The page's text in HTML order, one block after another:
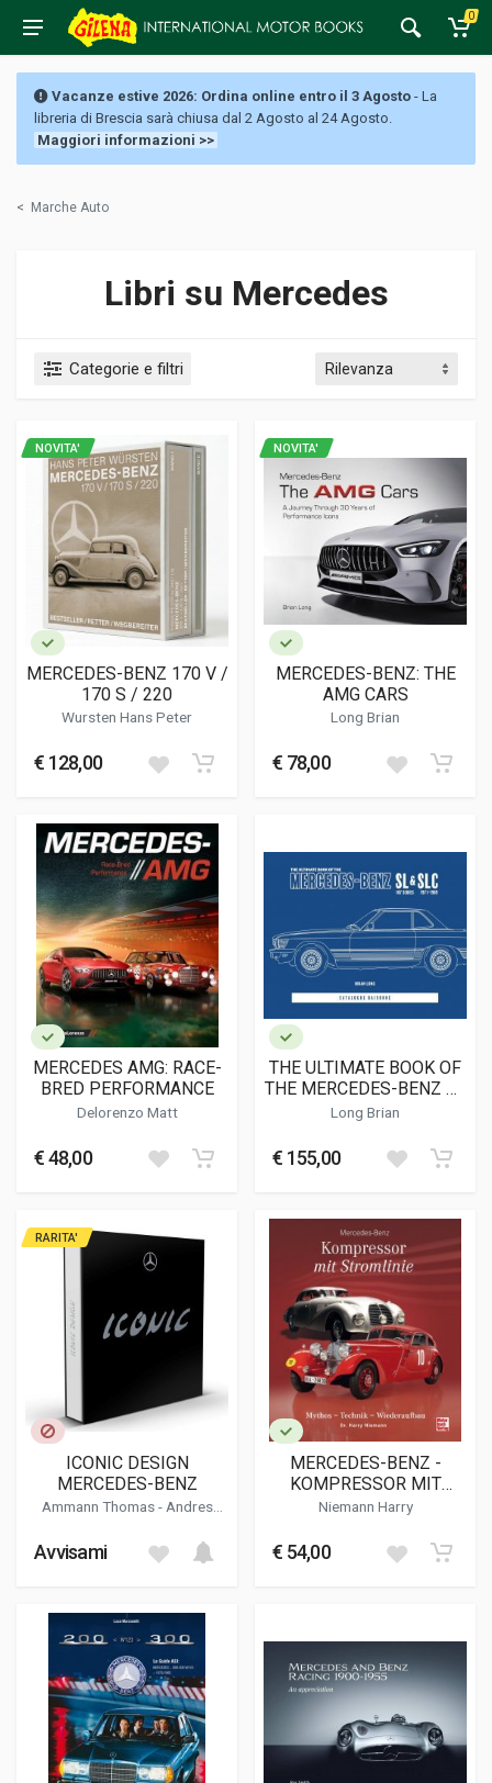
0
Vacanze estive 2026: Ordina online entro il 3 Agosto - La
libreria di Brescia sarà chiusa dal 2 Agosto al 24 Agosto.
Maggiori informazioni >>
< Marche Auto
Libri su Mercedes
Categorie e filtri
NOVITA'
MERCEDES-BENZ 170 V /
170 S / 220
Wursten Hans Peter
€ 128,00
NOVITA'
MERCEDES-BENZ: THE
AMG CARS
Long Brian
€ 78,00
MERCEDES AMG: RACE-
BRED PERFORMANCE
Delorenzo Matt
€ 48,00
THE ULTIMATE BOOK OF
THE MERCEDES-BENZ SL
& SLC 107 SERIES 1971
EDITION)
Long Brian
€ 155,00
RARITA'
ICONIC DESIGN
MERCEDES-BENZ
Ammann Thomas- Andres
Avvisami
MERCEDES-BENZ -
KOMPRESSOR MIT
STROMLINIE
Niemann Harry
€ 54,00